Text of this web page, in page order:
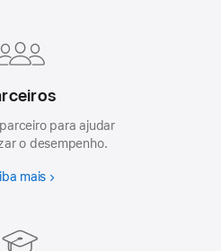
para ajudar
o desempenho.
mais